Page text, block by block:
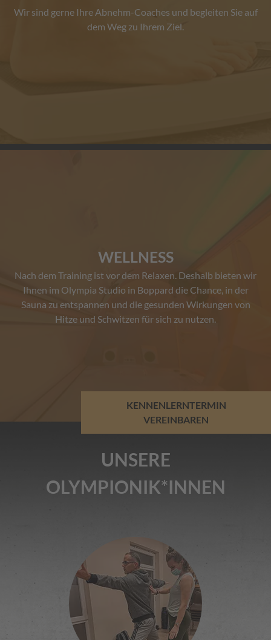
Wir sind gerne Ihre Abnehm-Coaches und begleiten Sie auf
dem Weg zu Ihrem Ziel.
WELLNESS
Nach dem Training ist vor dem Relaxen. Deshalb bieten wir
Ihnen im Olympia Studio in Boppard die Chance, in der
Sauna zu entspannen und die gesunden Wirkungen von
Hitze und Schwitzen für sich zu nutzen.
KENNENLERNTERMIN
VEREINBAREN
UNSERE
OLYMPIONIK*INNEN